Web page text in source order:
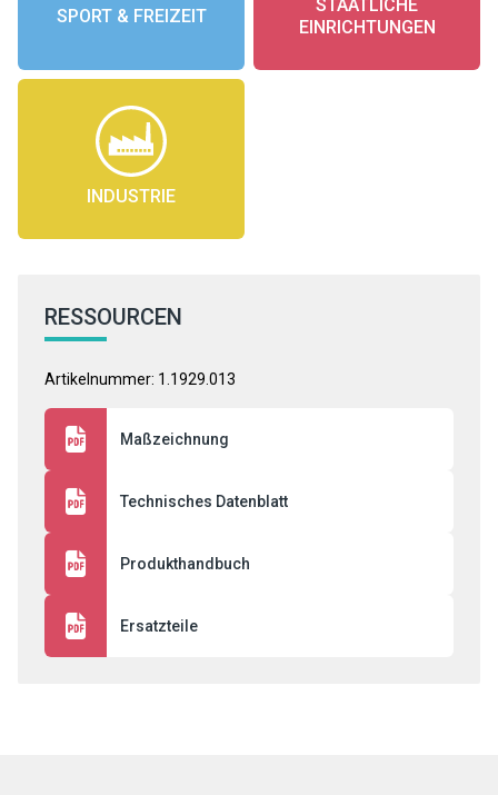
SPORT & FREIZEIT
STAATLICHE
EINRICHTUNGEN
INDUSTRIE
RESSOURCEN
Artikelnummer: 1.1929.013
Maßzeichnung
Technisches Datenblatt
Produkthandbuch
Ersatzteile